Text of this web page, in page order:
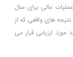
مالی برای سال
های واقعی که از
ارزیابی قرار می